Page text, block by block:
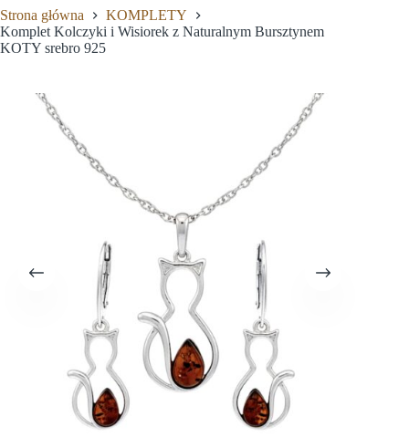
Strona główna
KOMPLETY
Komplet Kolczyki i Wisiorek z Naturalnym Bursztynem
KOTY srebro 925